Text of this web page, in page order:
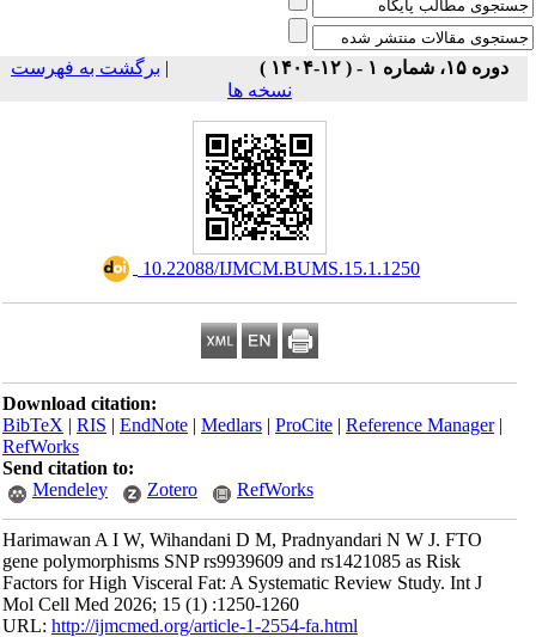
دوره ۱۵، شماره ۱ - ( ۱۲-۱۴۰۴ )
برگشت به فهرست
نسخه ها
‎ 10.22088/IJMCM.BUMS.15.1.1250
Download citation:
BibTeX|RIS|EndNote|Medlars|ProCite|Reference Manager
RefWorks
Send citation to:
Mendeley
Zotero RefWorks
Harimawan A I W, Wihandani D M, Pradnyandari N W J. FTO
gene polymorphisms SNP rs9939609 and rs1421085 as Risk
Factors for High Visceral Fat: A Systematic Review Study. Int J
Mol Cell Med 2026; 15 (1) :1250-1260
URL:http://ijmcmed.org/article-1-2554-fa.html